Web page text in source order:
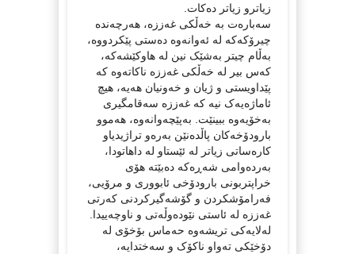
زیاترو زیاتر دەکات.
سەبارەت بە خەڵکی غەززە، هەرچەندە
چیرۆکەکە لە ئەوانەوە دەستی پێکردووە،
بەڵام چیتر بەشێک نین لە هاوکێشەکە،
کەس بیر لە خەڵکی غەززە ناکاتەوە کە
پێداویستی و ژیان و خەونیان هەیە، هیچ
ئاماژەیەک نیە کە غەززە سەقامگیری
بەخۆیەوە ببینێت. بەپێچەوانەوە، هەموو
بارودۆخەکان پاڵدەنێن بەرەو تراژیدیاو
کارەساتی زیاتر لە ئێستاو لە داهاتودا،
بەردەوامی شەڕەکە دەبێتە هۆی
خراپتربونی بارودۆخی ئابووری و مرۆیی،
فەرامۆشکردن و گۆشەگیرکردنی کەرتی
غەززە لە ئاستی نێودەوڵەتی و ناوچەییدا.
لەلایەکی تریشەوە حەماس بۆخۆی لە
دۆخێکی تەواو ناکۆک و سەختدایە،